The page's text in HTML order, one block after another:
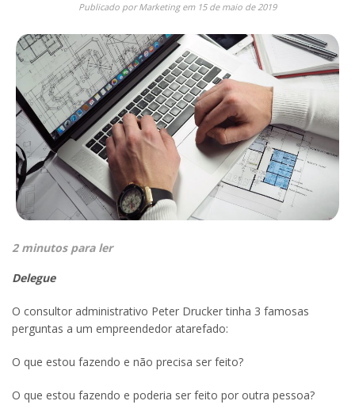
Publicado porMarketingem 15 de maio de 2019
2 minutos para ler
Delegue
O consultor administrativo Peter Drucker tinha 3 famosas
perguntas a um empreendedor atarefado:
O que estou fazendo e não precisa ser feito?
O que estou fazendo e poderia ser feito por outra pessoa?